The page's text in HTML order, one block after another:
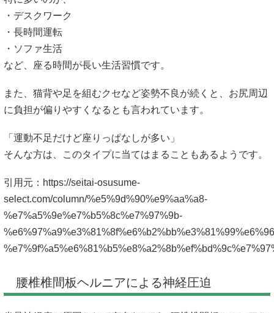
・デスクワーク
・長時間運転
・ソファ生活
など、座る時間が長い生活習慣です。
また、猫背や足を組むクセなど姿勢不良が続くと、お尻周辺
に負担が偏りやすくなるとも言われています。
「運動不足だけど座りっぱなしが多い」
そんな方は、このタイプに当てはまることもあるようです。
引用元： https://seitai-osusume-
select.com/column/%e5%9d%90%e9%aa%a8-
%e7%a5%9e%e7%b5%8c%e7%97%9b-
腰椎椎間板ヘルニアによる神経圧迫